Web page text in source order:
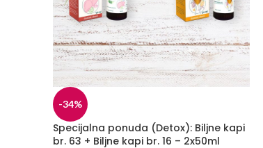
-34%
Specijalna ponuda (Detox): Biljne kapi
br. 63 + Biljne kapi br. 16 – 2x50ml